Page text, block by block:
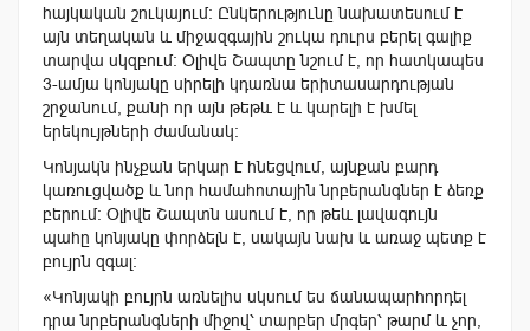
հայկական շուկայում: Ընկերությունը նախատեսում է
այն տեղական և միջազգային շուկա դուրս բերել գալիք
տարվա սկզբում: Օլիվե Շապտը նշում է, որ հատկապես
3-ամյա կոնյակը սիրելի կդառնա երիտասարդության
շրջանում, քանի որ այն թեթև է և կարելի է խմել
երեկույթների ժամանակ:
Կոնյակն ինչքան երկար է հնեցվում, այնքան բարդ
կառուցվածք և նոր համահոտային նրբերանգներ է ձեռք
բերում: Օլիվե Շապտն ասում է, որ թեև լավագույն
պահը կոնյակը փորձելն է, սակայն նախ և առաջ պետք է
բույրն զգալ:
«Կոնյակի բույրն առնելիս սկսում ես ճանապարհորդել
դրա նրբերանգների միջով՝ տարբեր մրգեր՝ թարմ և չոր,